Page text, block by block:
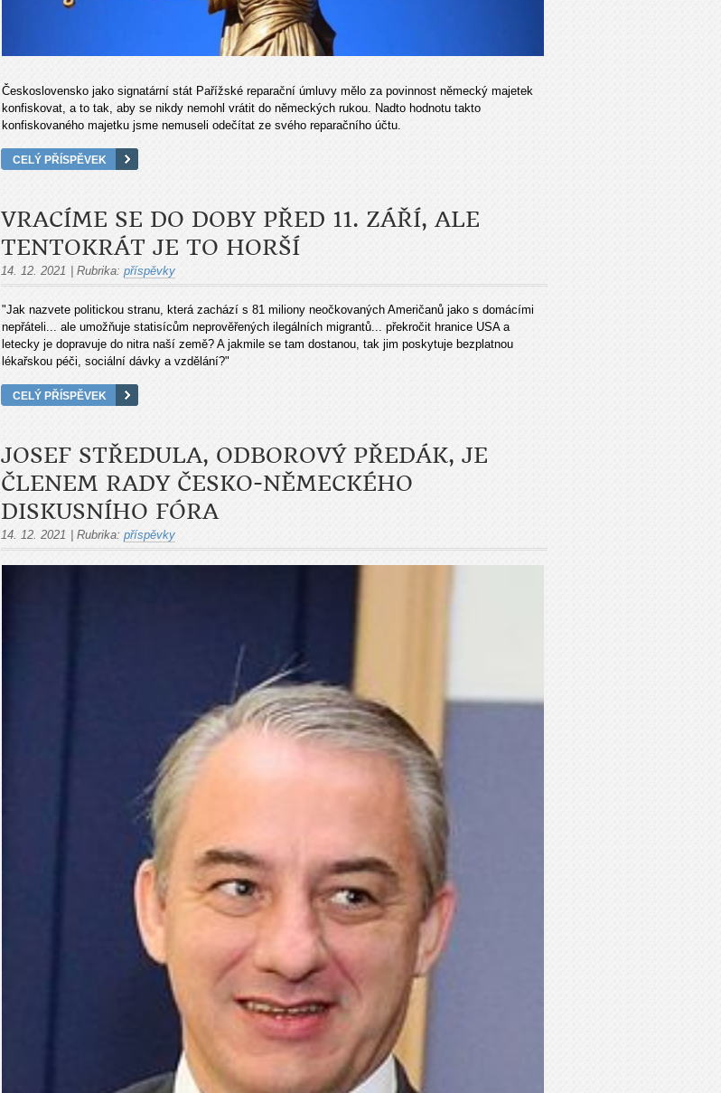
Československo jako signatární stát Pařížské reparační úmluvy mělo za povinnost německý majetek
konfiskovat, a to tak, aby se nikdy nemohl vrátit do německých rukou. Nadto hodnotu takto
konfiskovaného majetku jsme nemuseli odečítat ze svého reparačního účtu.
CELÝ PŘÍSPĚVEK
VRACÍME SE DO DOBY PŘED 11. ZÁŘÍ, ALE
TENTOKRÁT JE TO HORŠÍ
14. 12. 2021 Rubrika: příspěvky
"Jak nazvete politickou stranu, která zachází s 81 miliony neočkovaných Američanů jako s domácími
nepřáteli... ale umožňuje statisícům neprověřených ilegálních migrantů... překročit hranice USA a
letecky je dopravuje do nitra naší země? A jakmile se tam dostanou, tak jim poskytuje bezplatnou
lékařskou péči, sociální dávky a vzdělání?"
CELÝ PŘÍSPĚVEK
JOSEF STŘEDULA, ODBOROVÝ PŘEDÁK, JE
ČLENEM RADY ČESKO-NĚMECKÉHO
DISKUSNÍHO FÓRA
14. 12. 2021 Rubrika: příspěvky